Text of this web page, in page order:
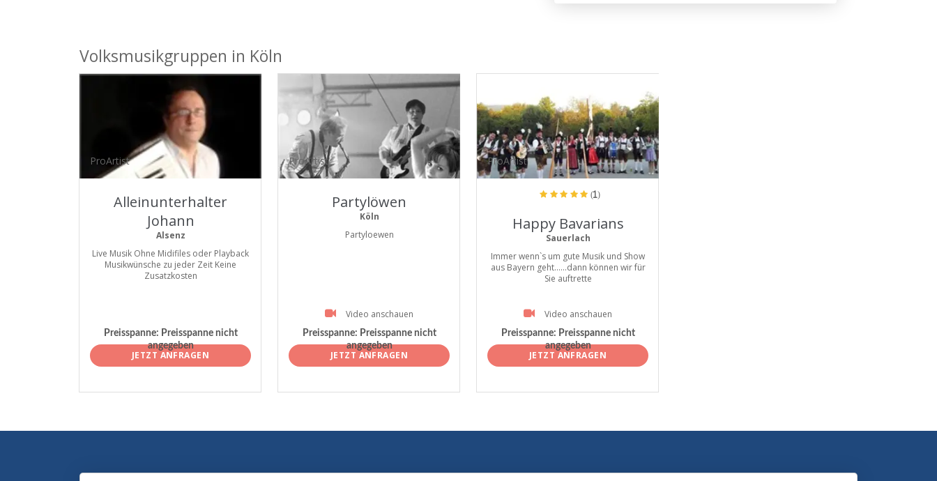
Volksmusikgruppen in Köln
ProArtist
Alleinunterhalter
Johann
Alsenz
Live Musik Ohne Midifiles oder Playback
Musikwünsche zu jeder Zeit Keine
Zusatzkosten
Preisspanne: Preisspanne nicht
angegeben
JETZT ANFRAGEN
ProArtist
Partylöwen
Köln
Partyloewen
Video anschauen
Preisspanne: Preisspanne nicht
angegeben
JETZT ANFRAGEN
ProArtist
(1)
Happy Bavarians
Sauerlach
Immer wenn`s um gute Musik und Show
aus Bayern geht......dann können wir für
Sie auftrette
Video anschauen
Preisspanne: Preisspanne nicht
angegeben
JETZT ANFRAGEN